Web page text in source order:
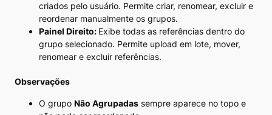
criados pelo usuário. Permite criar, renomear, excluir e
reordenar manualmente os grupos.
Painel Direito: Exibe todas as referências dentro do
grupo selecionado. Permite upload em lote, mover,
renomear e excluir referências.
Observações
O grupo Não Agrupadas sempre aparece no topo e